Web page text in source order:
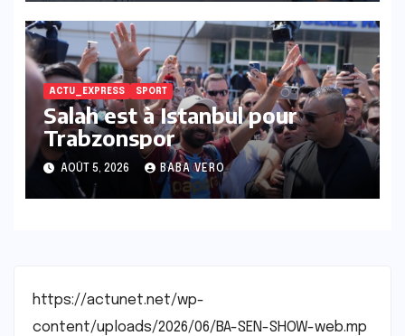
ACTU_EXPRESS SPORT
Salah est à Istanbul pour
Trabzonspor
AOÛT 5, 2026 BABA VERO
https://actunet.net/wp-
content/uploads/2026/06/BA-SEN-SHOW-web.mp